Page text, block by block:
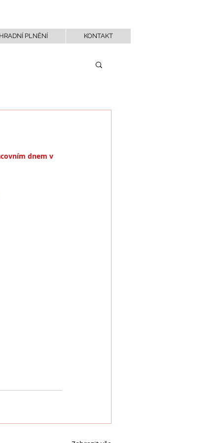
PLNĚNÍ KONTAKT
dnem v